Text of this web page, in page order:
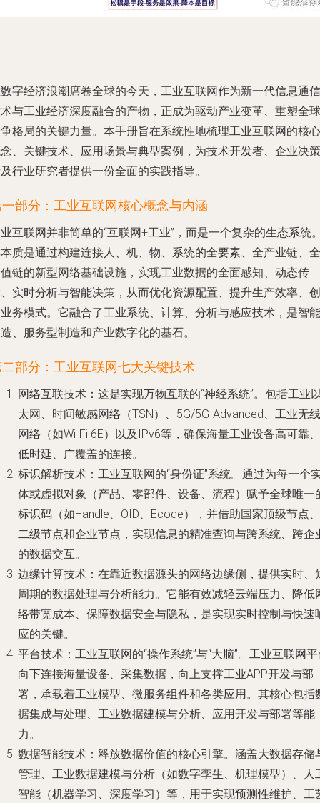
字经济浪潮席卷全球的今天，工业互联网作为新一代信息通信
与工业经济深度融合的产物，正成为驱动产业变革、重塑全球
格局的关键力量。本手册旨在系统性地梳理工业互联网的核心
、关键技术、应用场景与典型案例，为技术开发者、企业决策
行业研究者提供一份全面的实践指导。
部分：工业互联网核心概念与内涵
互联网并非简单的“互联网+工业”，而是一个复杂的生态系统
质是通过构建连接人、机、物、系统的全要素、全产业链、全
链的新型网络基础设施，实现工业数据的全面感知、动态传
实时分析与智能决策，从而优化资源配置、提升生产效率、创
务模式。它融合了工业系统、计算、分析与感应技术，是智能
、服务型制造和产业数字化的基石。
部分：工业互联网七大关键技术
网络互联技术 ：这是实现万物互联的“神经系统”。包括工业
太网、时间敏感网络（TSN）、5G/5G-Advanced、工业无线
网络（如Wi-Fi 6E）以及IPv6等，确保海量工业设备高可靠、
低时延、广覆盖的连接。
标识解析技术 ：工业互联网的“身份证”系统。通过为每一个
体或虚拟对象（产品、零部件、设备、流程）赋予全球唯一
标识码（如Handle、OID、Ecode），并借助国家顶级节点、
二级节点和企业节点，实现信息的精准查询与跨系统、跨企
的数据交互。
边缘计算技术 ：在靠近数据源头的网络边缘侧，提供实时、
周期的数据处理与分析能力。它能有效减轻云端压力、降低
络带宽成本、保障数据安全与隐私，是实现实时控制与快速
应的关键。
平台技术 ：工业互联网的“操作系统”与“大脑”。工业互联网
向下连接海量设备、采集数据，向上支撑工业APP开发与部
署，承载着工业模型、微服务组件和各类应用。其核心包括
据集成与处理、工业数据建模与分析、应用开发与部署等能
力。
数据智能技术 ：释放数据价值的核心引擎。涵盖大数据存储
管理、工业数据建模与分析（如数字孪生、机理模型）、人
智能（机器学习、深度学习）等，用于实现预测性维护、工